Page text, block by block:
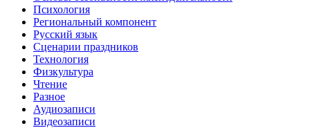
Психология
Региональный компонент
Русский язык
Сценарии праздников
Технология
Физкультура
Чтение
Разное
Аудиозаписи
Видеозаписи